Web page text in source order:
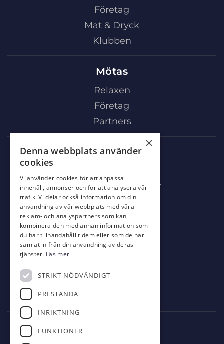
Företag
Mat & Dryck
Klubben
Mötas
Relaxen
Företag
Partners
Mat & Dryck
Event & festvåning VY
Bistro Bryggan
Kontakt
info@eskilstunagk.se
635 02 Eskilstuna
×
Denna webbplats använder
cookies
Vi använder cookies för att anpassa
innehåll, annonser och för att analysera vår
trafik. Vi delar också information om din
användning av vår webbplats med våra
reklam- och analyspartners som kan
kombinera den med annan information som
du har tillhandahållit dem eller som de har
samlat in från din användning av deras
tjänster. Läs mer
STRIKT NÖDVÄNDIGT
PRESTANDA
INRIKTNING
FUNKTIONER